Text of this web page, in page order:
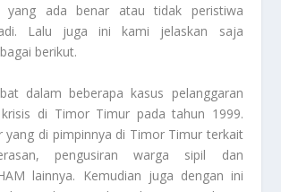
yang ada benar atau tidak peristiwa
Lalu juga ini kami jelaskan saja
berikut.
dalam beberapa kasus pelanggaran
di Timor Timur pada tahun 1999.
yang di pimpinnya di Timor Timur terkait
pengusiran warga sipil dan
lainnya. Kemudian juga dengan ini